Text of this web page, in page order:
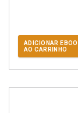
ADICIONAR
AO CARRINHO